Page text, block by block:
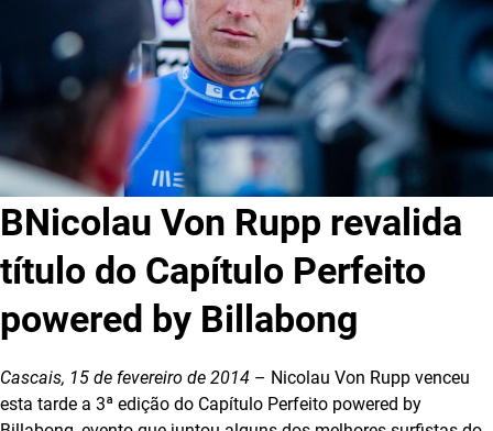
BNicolau Von Rupp revalida
título do Capítulo Perfeito
powered by Billabong
Cascais, 15 de fevereiro de 2014 – Nicolau Von Rupp venceu
esta tarde a 3ª edição do Capítulo Perfeito powered by